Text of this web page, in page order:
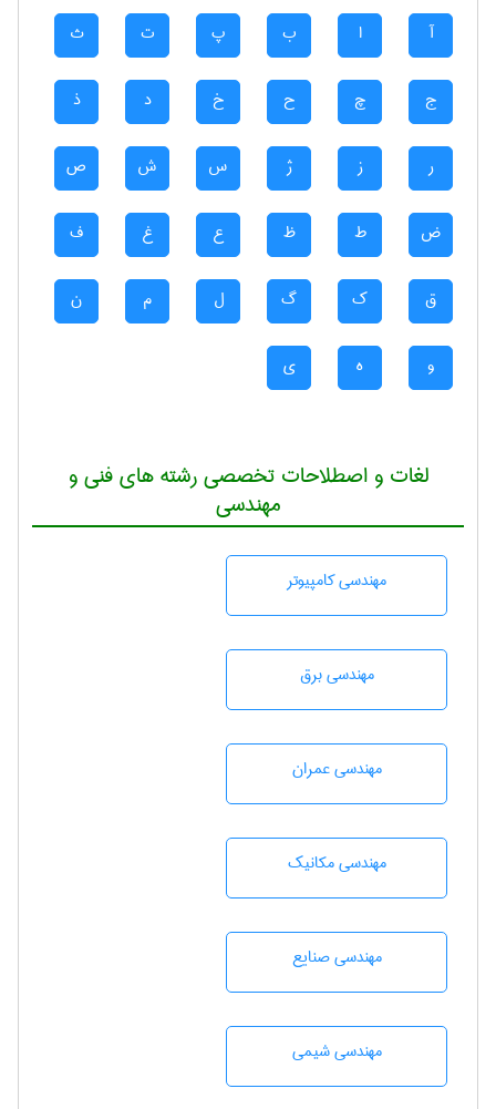
آ ا ب پ ت ث
ج چ ح خ د ذ
ر ز ژ س ش ص
ض ط ظ ع غ ف
ق ک گ ل م ن
و ه ی
لغات و اصطلاحات تخصصی رشته های فنی و
مهندسی
مهندسی كامپيوتر
مهندسی برق
مهندسی عمران
مهندسی مکانیک
مهندسی صنايع
مهندسي شيمی